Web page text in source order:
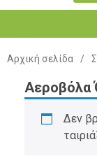
Αρχική σελίδα /
Αεροβόλα
Δεν